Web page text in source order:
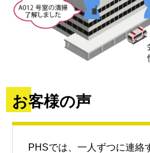
お客様の声
PHSでは、一人ずつに連絡